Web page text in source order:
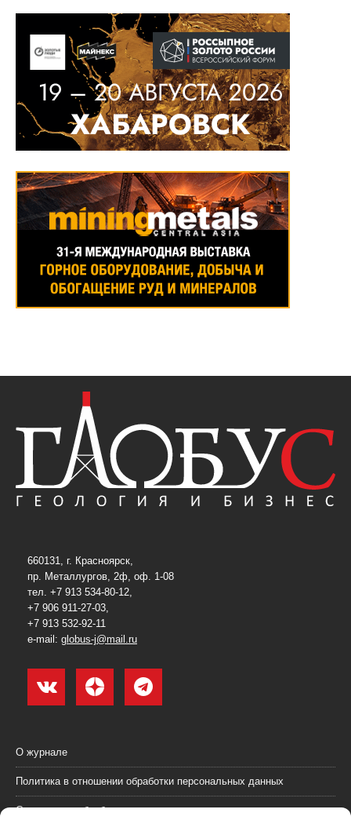
660131, г. Красноярск,
пр. Металлургов, 2ф, оф. 1-08
тел. +7 913 534-80-12,
+7 906 911-27-03,
+7 913 532-92-11
e-mail: globus-j@mail.ru
О журнале
Политика в отношении обработки персональных данных
Согласие на обработку персональных данных